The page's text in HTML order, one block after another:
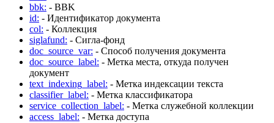
bbk: - BBK
id: - Идентификатор документа
col: - Коллекция
siglafund: - Сигла-фонд
doc_source_var: - Способ получения документа
doc_source_label: - Метка места, откуда получен
документ
text_indexing_label: - Метка индексации текста
classifier_label: - Метка классификатора
service_collection_label: - Метка служебной коллекции
access_label: - Метка доступа